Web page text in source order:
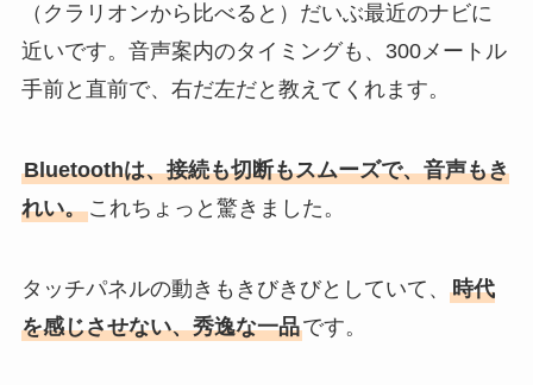
（クラリオンから比べると）だいぶ最近のナビに
近いです。音声案内のタイミングも、300メートル
手前と直前で、右だ左だと教えてくれます。
Bluetoothは、接続も切断もスムーズで、音声もき
れい。これちょっと驚きました。
タッチパネルの動きもきびきびとしていて、 時代
を感じさせない、秀逸な一品です。